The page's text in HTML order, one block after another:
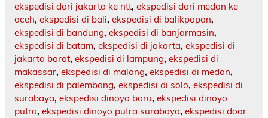
ekspedisi dari jakarta ke ntt, ekspedisi dari medan ke
aceh, ekspedisi di bali, ekspedisi di balikpapan,
ekspedisi di bandung, ekspedisi di banjarmasin,
ekspedisi di batam, ekspedisi di jakarta, ekspedisi di
jakarta barat, ekspedisi di lampung, ekspedisi di
makassar, ekspedisi di malang, ekspedisi di medan,
ekspedisi di palembang, ekspedisi di solo, ekspedisi di
surabaya, ekspedisi dinoyo baru, ekspedisi dinoyo
putra, ekspedisi dinoyo putra surabaya, ekspedisi door